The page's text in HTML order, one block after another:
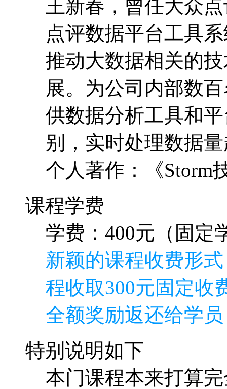
王新春，曾任大众
点评数据平台工具
推动大数据相关的
展。为公司内部数
供数据分析工具和
别，实时处理数据
个人著作：《Storm
课程学费
学费：400元（固定
新颖的课程收费形
程收取300元固定收
全额奖励返还给学
特别说明如下
本门课程本来打算